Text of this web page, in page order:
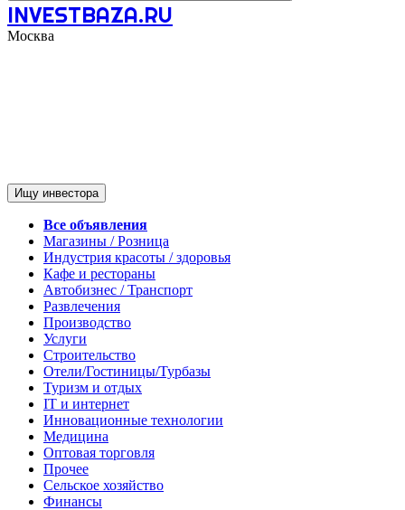
INVESTBAZA.RU
Москва
Ищу инвестора
Все объявления
Магазины / Розница
Индустрия красоты / здоровья
Кафе и рестораны
Автобизнес / Транспорт
Развлечения
Производство
Услуги
Строительство
Отели/Гостиницы/Турбазы
Туризм и отдых
IT и интернет
Инновационные технологии
Медицина
Оптовая торговля
Прочее
Сельское хозяйство
Финансы